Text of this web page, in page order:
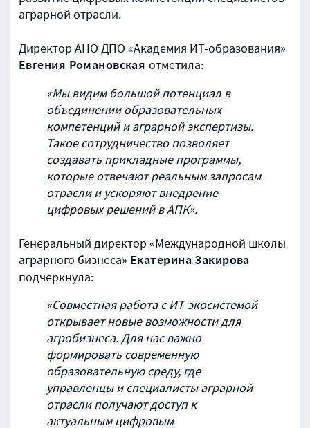
аграрной отрасли.
Директор АНО ДПО «Академия ИТ-образования»
Евгения Романовская отметила:
«Мы видим большой потенциал в
объединении образовательных
компетенций и аграрной экспертизы.
Такое сотрудничество позволяет
создавать прикладные программы,
которые отвечают реальным запросам
отрасли и ускоряют внедрение
цифровых решений в АПК».
Генеральный директор «Международной школы
аграрного бизнеса» Екатерина Закирова
подчеркнула:
«Совместная работа с ИТ-экосистемой
открывает новые возможности для
агробизнеса. Для нас важно
формировать современную
образовательную среду, где
управленцы и специалисты аграрной
отрасли получают доступ к
актуальным цифровым